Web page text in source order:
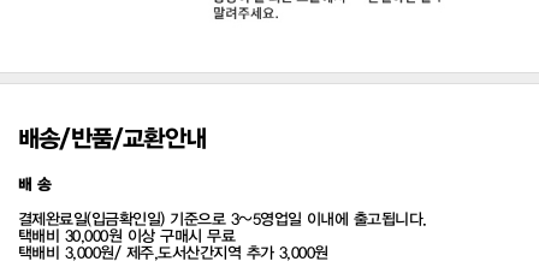
배송/반품/교환안내
배 송
결제완료일(입금확인일) 기준으로 3~5영업일 이내에 출고됩니다.
택배비 30,000원 이상 구매시 무료
택배비 3,000원/ 제주,도서산간지역 추가 3,000원